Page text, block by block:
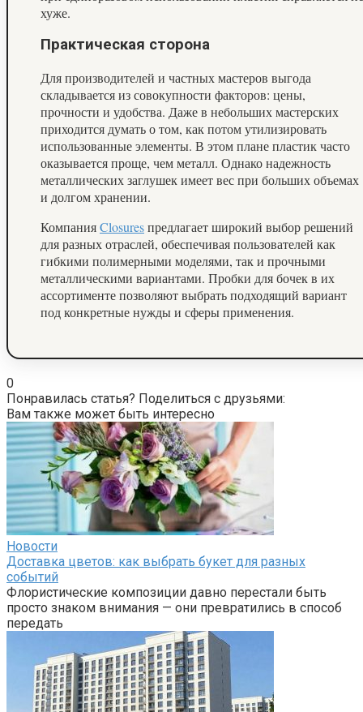
хуже.
Практическая сторона
Для производителей и частных мастеров выгода
складывается из совокупности факторов: цены,
прочности и удобства. Даже в небольших мастерских
приходится думать о том, как потом утилизировать
использованные элементы. В этом плане пластик часто
оказывается проще, чем металл. Однако надежность
металлических заглушек имеет вес при больших объемах
и долгом хранении.
КомпанияClosuresпредлагает широкий выбор решений
для разных отраслей, обеспечивая пользователей как
гибкими полимерными моделями, так и прочными
металлическими вариантами. Пробки для бочек в их
ассортименте позволяют выбрать подходящий вариант
под конкретные нужды и сферы применения.
0
Понравилась статья? Поделиться с друзьями:
Вам также может быть интересно
Новости
Доставка цветов: как выбрать букет для разных
событий
Флористические композиции давно перестали быть
просто знаком внимания — они превратились в способ
передать